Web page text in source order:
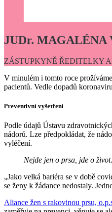
JUDr. MAGALÉNA
ZÁSTUPKYNĚ ŘEDITELKY
V minulém i tomto roce
pacientů. Vedle dopadů
Preventivní vyšetření
Podle údajů Ústavu
nádorů. Lze předpokládat, že
vyléčení.
Nejde jen o prsa, jde o život.
„Jako velká bariéra se v době
se ženy k žádance nedostaly.
Aliance žen s rakovinou prsu,